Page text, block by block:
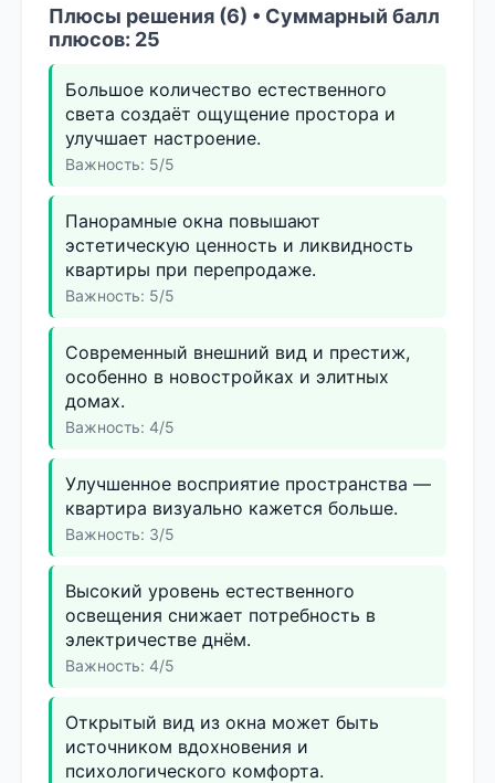
Плюсы решения (6) • Суммарный балл
плюсов: 25
Большое количество естественного
света создаёт ощущение простора и
улучшает настроение.
Важность: 5/5
Панорамные окна повышают
эстетическую ценность и ликвидность
квартиры при перепродаже.
Важность: 5/5
Современный внешний вид и престиж,
особенно в новостройках и элитных
домах.
Важность: 4/5
Улучшенное восприятие пространства —
квартира визуально кажется больше.
Важность: 3/5
Высокий уровень естественного
освещения снижает потребность в
электричестве днём.
Важность: 4/5
Открытый вид из окна может быть
источником вдохновения и
психологического комфорта.